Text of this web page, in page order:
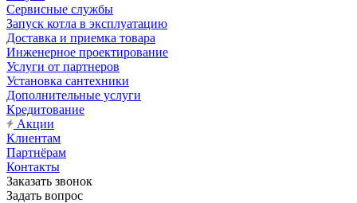
Сервисные службы
Запуск котла в эксплуатацию
Доставка и приемка товара
Инженерное проектирование
Услуги от партнеров
Установка сантехники
Дополнительные услуги
Кредитование
Акции
Клиентам
Партнёрам
Контакты
Заказать звонок
Задать вопрос